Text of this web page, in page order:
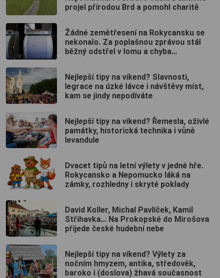
projel přírodou Brd a pomohl charitě
Žádné zemětřesení na Rokycansku se
nekonalo. Za poplašnou zprávou stál
běžný odstřel v lomu a chyba
Nejlepší tipy na víkend? Slavnosti,
legrace na úzké lávce i návštěvy míst,
kam se jindy nepodíváte
Nejlepší tipy na víkend? Řemesla, oživlé
památky, historická technika i vůně
levandule
Dvacet tipů na letní výlety v jedné hře.
Rokycansko a Nepomucko láká na
zámky, rozhledny i skryté poklady
David Koller, Michal Pavlíček, Kamil
Střihavka… Na Prokopské do Mirošova
přijede české hudební nebe
Nejlepší tipy na víkend? Výlety za
nočním hmyzem, antika, středověk,
baroko i (doslova) žhavá současnost